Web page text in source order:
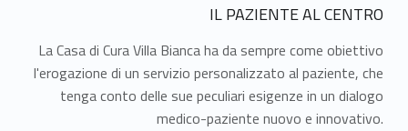
IL PAZIENTE AL CENTRO
La Casa di Cura Villa Bianca ha da sempre come obiettivo
l'erogazione di un servizio personalizzato al paziente, che
tenga conto delle sue peculiari esigenze in un dialogo
medico-paziente nuovo e innovativo.